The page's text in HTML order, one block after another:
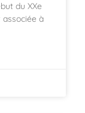
du XXe
associée à